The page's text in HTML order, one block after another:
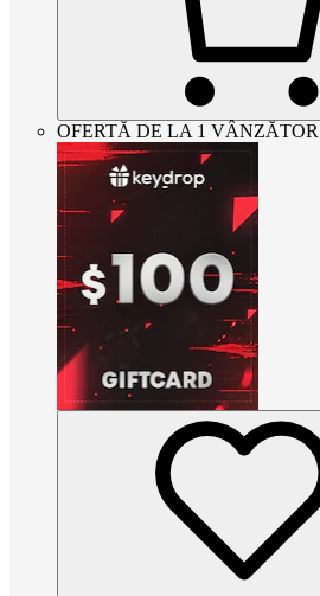
OFERTĂ DE LA 1 VÂNZĂTOR